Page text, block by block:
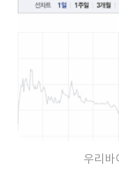
우리바